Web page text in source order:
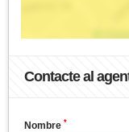
Contacte al
Nombre *